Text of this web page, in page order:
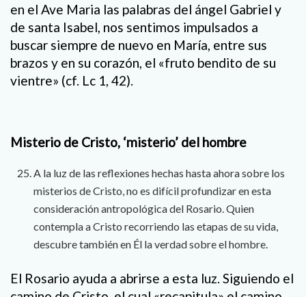
en el Ave Maria las palabras del ángel Gabriel y
de santa Isabel, nos sentimos impulsados a
buscar siempre de nuevo en María, entre sus
brazos y en su corazón, el «fruto bendito de su
vientre» (cf. Lc 1, 42).
Misterio de Cristo, ‘misterio’ del hombre
A la luz de las reflexiones hechas hasta ahora sobre los
misterios de Cristo, no es difícil profundizar en esta
consideración antropológica del Rosario. Quien
contempla a Cristo recorriendo las etapas de su vida,
descubre también en Él la verdad sobre el hombre.
El Rosario ayuda a abrirse a esta luz. Siguiendo el